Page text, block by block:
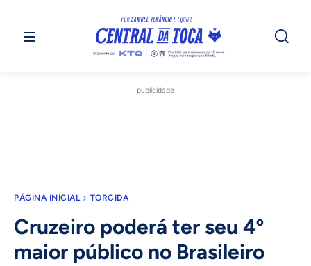
publicidade
PÁGINA INICIAL TORCIDA
Cruzeiro poderá ter seu 4º
maior público no Brasileiro